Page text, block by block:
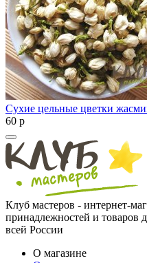
Сухие цельные цветки
60 p
Клуб мастеров - интернет-
принадлежностей и товаров
всей России
О магазине